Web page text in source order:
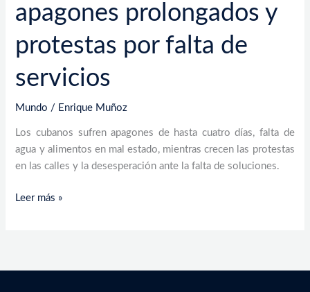
apagones prolongados y
protestas por falta de
servicios
Mundo / Enrique Muñoz
Los cubanos sufren apagones de hasta cuatro días, falta de
agua y alimentos en mal estado, mientras crecen las protestas
en las calles y la desesperación ante la falta de soluciones.
Leer más »